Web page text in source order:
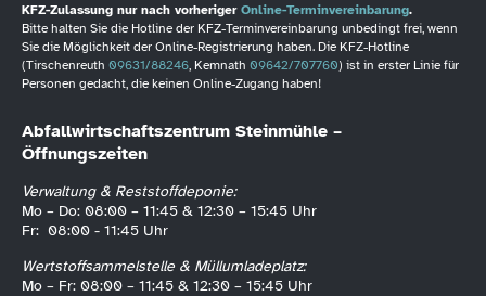
KFZ-Zulassung nur nach vorheriger Online-Terminvereinbarung.
Bitte halten Sie die Hotline der KFZ-Terminvereinbarung unbedingt frei, wenn
Sie die Möglichkeit der Online-Registrierung haben. Die KFZ-Hotline
(Tirschenreuth 09631/88246, Kemnath 09642/707760) ist in erster Linie für
Personen gedacht, die keinen Online-Zugang haben!
Abfallwirtschaftszentrum Steinmühle –
Öffnungszeiten
Verwaltung & Reststoffdeponie:
Mo – Do: 08:00 – 11:45 & 12:30 – 15:45 Uhr
Fr: 08:00 - 11:45 Uhr
Wertstoffsammelstelle & Müllumladeplatz:
Mo – Fr: 08:00 – 11:45 & 12:30 – 15:45 Uhr